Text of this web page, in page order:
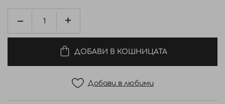
ДОБАВИ В КОШНИЦАТА
Добави в любими